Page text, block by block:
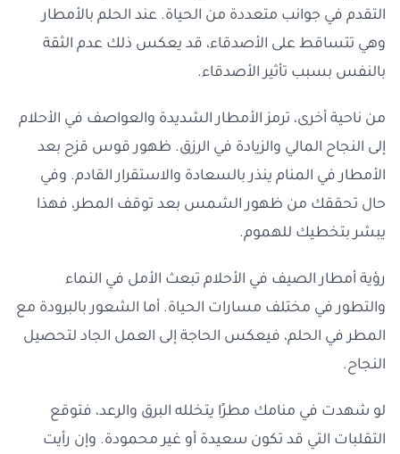
التقدم في جوانب متعددة من الحياة. عند الحلم بالأمطار
وهي تتساقط على الأصدقاء، قد يعكس ذلك عدم الثقة
بالنفس بسبب تأثير الأصدقاء.
من ناحية أخرى، ترمز الأمطار الشديدة والعواصف في الأحلام
إلى النجاح المالي والزيادة في الرزق. ظهور قوس قزح بعد
الأمطار في المنام ينذر بالسعادة والاستقرار القادم. وفي
حال تحققك من ظهور الشمس بعد توقف المطر، فهذا
يبشر بتخطيك للهموم.
رؤية أمطار الصيف في الأحلام تبعث الأمل في النماء
والتطور في مختلف مسارات الحياة. أما الشعور بالبرودة مع
المطر في الحلم، فيعكس الحاجة إلى العمل الجاد لتحصيل
النجاح.
لو شهدت في منامك مطرًا يتخلله البرق والرعد، فتوقع
التقلبات التي قد تكون سعيدة أو غير محمودة. وإن رأيت